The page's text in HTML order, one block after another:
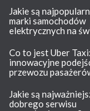
Jakie są
marki samochodów
elektrycznych na
Co to jest Uber Taxi:
innowacyjne
przewozu
Jakie są
dobrego serwisu